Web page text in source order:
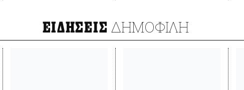
ΕΙΔΗΣΕΙΣ ΔΗΜΟΦΙΛΗ